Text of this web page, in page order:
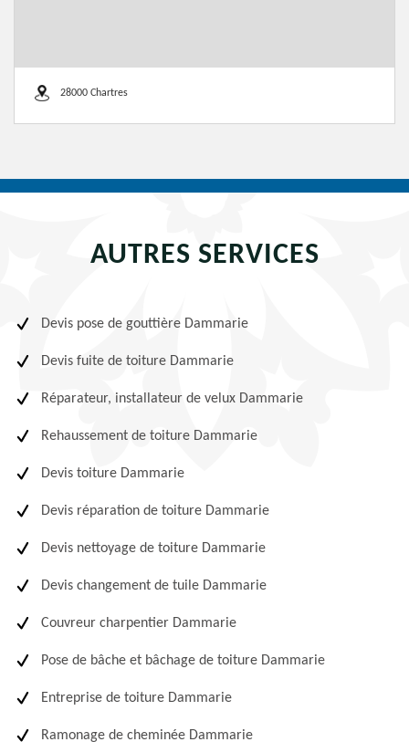
28000 Chartres
AUTRES SERVICES
Devis pose de gouttière Dammarie
Devis fuite de toiture Dammarie
Réparateur, installateur de velux Dammarie
Rehaussement de toiture Dammarie
Devis toiture Dammarie
Devis réparation de toiture Dammarie
Devis nettoyage de toiture Dammarie
Devis changement de tuile Dammarie
Couvreur charpentier Dammarie
Pose de bâche et bâchage de toiture Dammarie
Entreprise de toiture Dammarie
Ramonage de cheminée Dammarie